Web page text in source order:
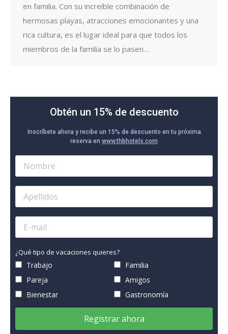
en familia. Con su increíble combinación de
hermosas playas, atracciones emocionantes y una
rica cultura, es el lugar ideal para que todos los
miembros de la familia se lo pasen…
Obtén un 15% de descuento
Inscríbete ahora y recibe un 15% de descuento en tu próxima
reserva en www.thbhotels.com
¿Qué tipo de vacaciones quieres?
Trabajo
Familia
Pareja
Amigos
Bienestar
Gastronomía
Registrar ahora